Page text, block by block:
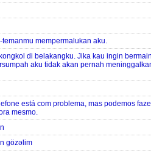
mempermalukan aku.
di belakangku. Jika kau ingin
aku tidak akan pernah
está com problema, mas podemos
mesmo.
gözəlim